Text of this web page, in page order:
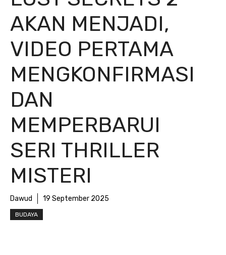
AKAN MENJADI,
VIDEO PERTAMA
MENGKONFIRMASI
DAN
MEMPERBARUI
SERI THRILLER
MISTERI
Dawud 19 September 2025
BUDAYA